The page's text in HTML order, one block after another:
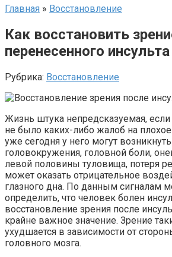
Главная » Восстановление
Как восстановить
перенесенного инсульта
Рубрика: Восстановление
Жизнь штука непредсказуемая,
не было каких-либо жалоб на
уже сегодня у него могут
головокружения, головной боли,
левой половины туловища, потеря
может оказать отрицательное
глазного дна. По данным сигналам
определить, что человек болен
восстановление зрения после
крайне важное значение. Зрение
ухудшается в зависимости от
головного мозга.